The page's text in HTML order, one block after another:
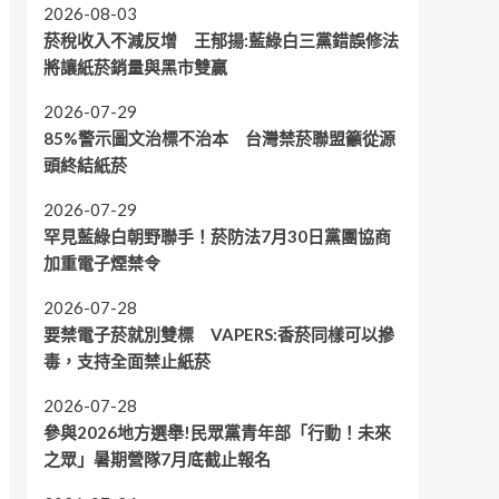
2026-08-03
菸稅收入不減反增 王郁揚:藍綠白三黨錯誤修法
將讓紙菸銷量與黑市雙贏
2026-07-29
85%警示圖文治標不治本 台灣禁菸聯盟籲從源
頭終結紙菸
2026-07-29
罕見藍綠白朝野聯手！菸防法7月30日黨團協商
加重電子煙禁令
2026-07-28
要禁電子菸就別雙標 VAPERS:香菸同樣可以摻
毒，支持全面禁止紙菸
2026-07-28
參與2026地方選舉!民眾黨青年部「行動！未來
之眾」暑期營隊7月底截止報名